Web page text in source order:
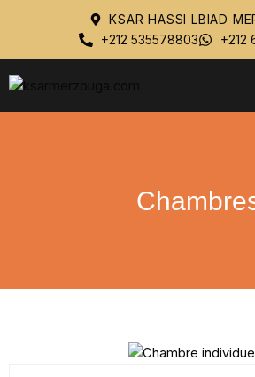
KSAR HASSI LBIAD
+212 535578803
+212